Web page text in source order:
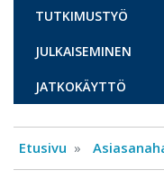
TUTKIMUSTYÖ
JULKAISEMINEN
JATKOKÄYTTÖ
Etusivu